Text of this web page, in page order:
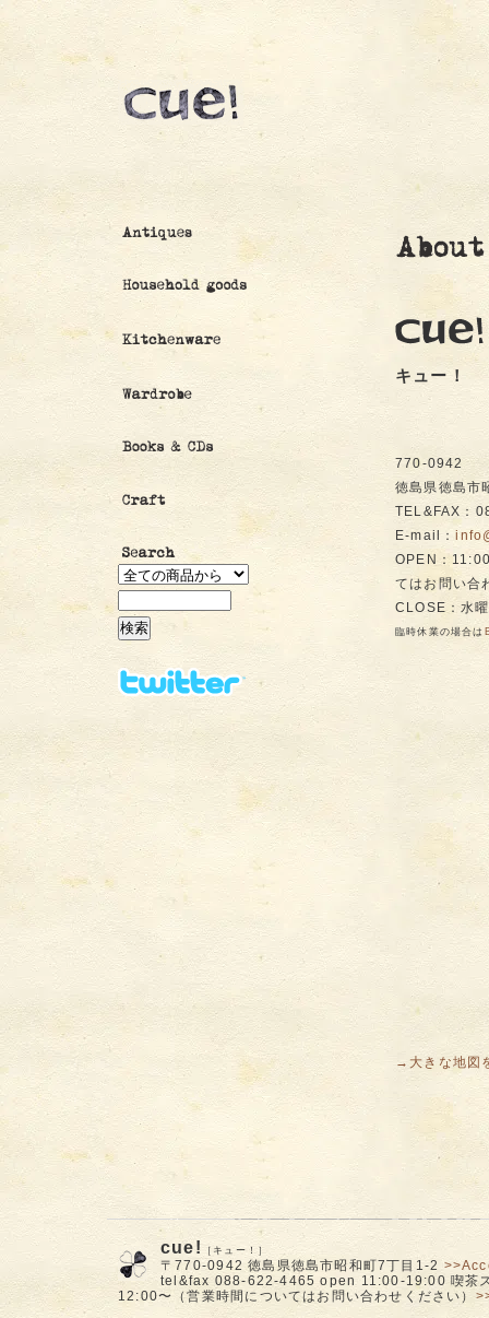
キュー！
770-0942
徳島県徳島市
TEL&FAX：
E-mail：
OPEN：
てはお問い合
CLOSE：水
臨時休業の場合は
→大きな地図
cue! ［キュー！］
〒770-0942 徳島県徳島市昭和町7丁目1-2
tel&fax 088-622-4465 open 11:00-19:00 喫茶
12:00〜（営業時間についてはお問い合わせください）